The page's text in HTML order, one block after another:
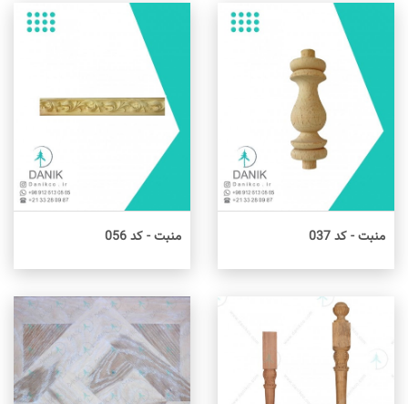
منبت - کد 037 منبت - کد 056